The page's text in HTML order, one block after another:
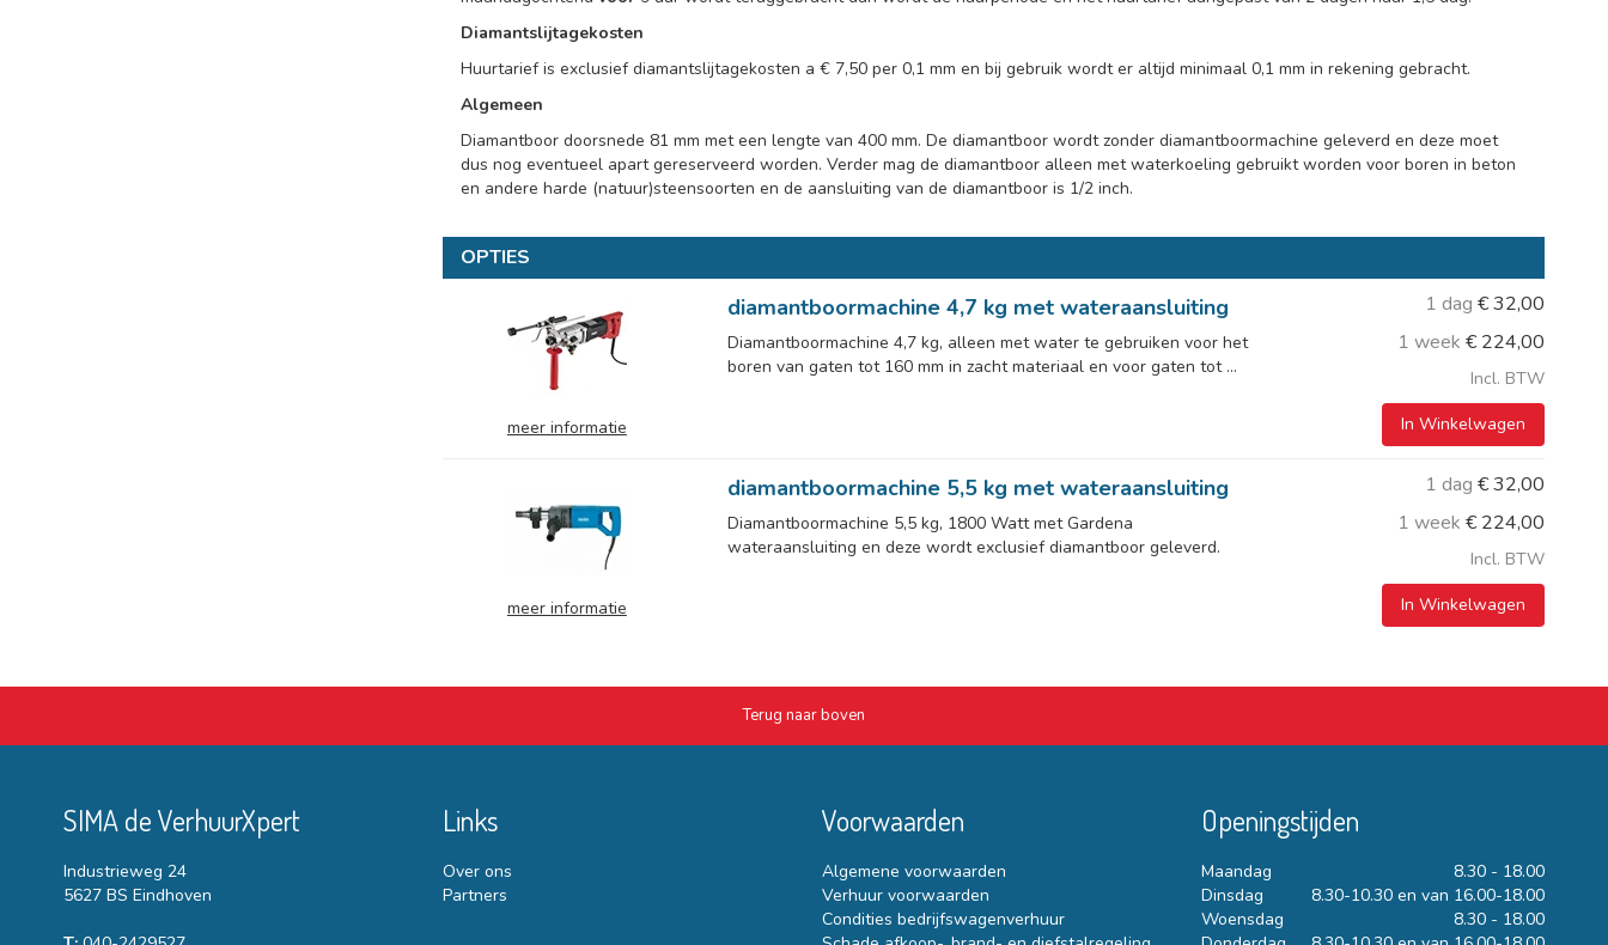
Diamantslijtagekosten
Huurtarief is exclusief diamantslijtagekosten a € 7,50 per 0,1 mm en bij gebruik wordt er altijd minimaal 0,1 mm in rekening gebracht.
Algemeen
Diamantboor doorsnede 81 mm met een lengte van 400 mm. De diamantboor wordt zonder diamantboormachine geleverd en deze moet
dus nog eventueel apart gereserveerd worden. Verder mag de diamantboor alleen met waterkoeling gebruikt worden voor boren in beton
en andere harde (natuur)steensoorten en de aansluiting van de diamantboor is 1/2 inch.
OPTIES
meer informatie
1 dag €32,00
1 week € 224,00
Incl. BTW
In Winkelwagen
diamantboormachine 4,7 kg met wateraansluiting
Diamantboormachine 4,7 kg, alleen met water te gebruiken voor het
boren van gaten tot 160 mm in zacht materiaal en voor gaten tot ...
meer informatie
1 dag €32,00
1 week € 224,00
Incl. BTW
In Winkelwagen
diamantboormachine 5,5 kg met wateraansluiting
Diamantboormachine 5,5 kg, 1800 Watt met Gardena
wateraansluiting en deze wordt exclusief diamantboor geleverd.
Terug naar boven
SIMA de VerhuurXpert
Industrieweg 24
5627 BS Eindhoven
Links
Over ons
Partners
Voorwaarden
Algemene voorwaarden
Verhuur voorwaarden
Condities bedrijfswagenverhuur
Openingstijden
Maandag
8.30 - 18.00
Dinsdag
8.30-10.30 en van 16.00-18.00
Woensdag
8.30 - 18.00